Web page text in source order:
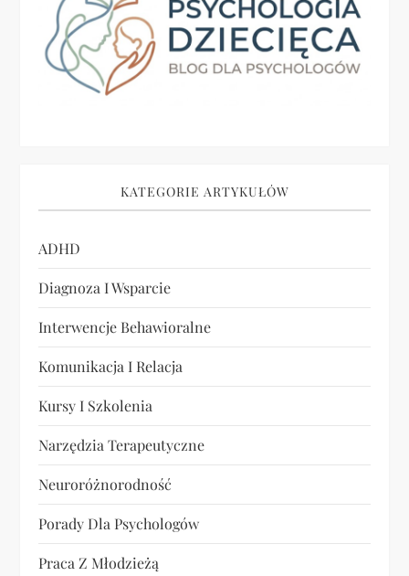
a
i
s
u
KATEGORIE ARTYKUŁÓW
ADHD
Diagnoza I Wsparcie
Interwencje Behawioralne
Komunikacja I Relacja
Kursy I Szkolenia
Narzędzia Terapeutyczne
Neuroróżnorodność
Porady Dla Psychologów
Praca Z Młodzieżą